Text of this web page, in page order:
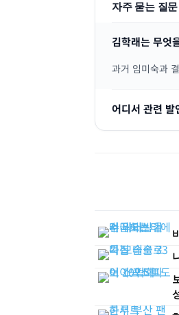
자주 묻는 질문
김학래는 무엇
과거 임미숙과
어디서 관련 발